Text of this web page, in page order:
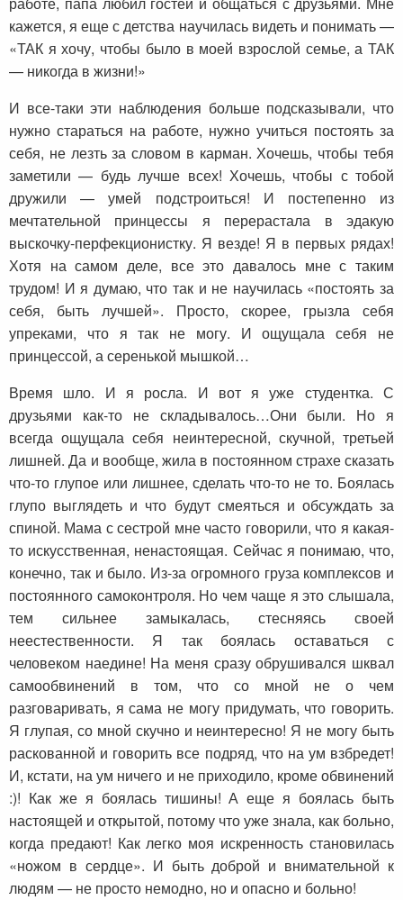
кажется, я еще с детства научилась видеть и понимать —
«ТАК я хочу, чтобы было в моей взрослой семье, а ТАК
— никогда в жизни!»
И все-таки эти наблюдения больше подсказывали, что
нужно стараться на работе, нужно учиться постоять за
себя, не лезть за словом в карман. Хочешь, чтобы тебя
заметили — будь лучше всех! Хочешь, чтобы с тобой
дружили — умей подстроиться! И постепенно из
мечтательной принцессы я перерастала в эдакую
выскочку-перфекционистку. Я везде! Я в первых рядах!
Хотя на самом деле, все это давалось мне с таким
трудом! И я думаю, что так и не научилась «постоять за
себя, быть лучшей». Просто, скорее, грызла себя
упреками, что я так не могу. И ощущала себя не
принцессой, а серенькой мышкой…
Время шло. И я росла. И вот я уже студентка. С
друзьями как-то не складывалось…Они были. Но я
всегда ощущала себя неинтересной, скучной, третьей
лишней. Да и вообще, жила в постоянном страхе сказать
что-то глупое или лишнее, сделать что-то не то. Боялась
глупо выглядеть и что будут смеяться и обсуждать за
спиной. Мама с сестрой мне часто говорили, что я какая-
то искусственная, ненастоящая. Сейчас я понимаю, что,
конечно, так и было. Из-за огромного груза комплексов и
постоянного самоконтроля. Но чем чаще я это слышала,
тем сильнее замыкалась, стесняясь своей
неестественности. Я так боялась оставаться с
человеком наедине! На меня сразу обрушивался шквал
самообвинений в том, что со мной не о чем
разговаривать, я сама не могу придумать, что говорить.
Я глупая, со мной скучно и неинтересно! Я не могу быть
раскованной и говорить все подряд, что на ум взбредет!
И, кстати, на ум ничего и не приходило, кроме обвинений
:)! Как же я боялась тишины! А еще я боялась быть
настоящей и открытой, потому что уже знала, как больно,
когда предают! Как легко моя искренность становилась
«ножом в сердце». И быть доброй и внимательной к
людям — не просто немодно, но и опасно и больно!